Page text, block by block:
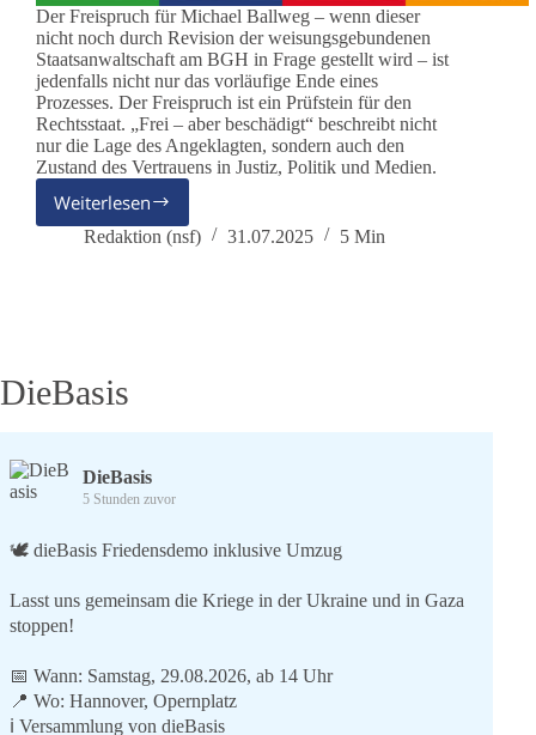
Der Freispruch für Michael Ballweg – wenn dieser
nicht noch durch Revision der weisungsgebundenen
Staatsanwaltschaft am BGH in Frage gestellt wird – ist
jedenfalls nicht nur das vorläufige Ende eines
Prozesses. Der Freispruch ist ein Prüfstein für den
Rechtsstaat. „Frei – aber beschädigt“ beschreibt nicht
nur die Lage des Angeklagten, sondern auch den
Zustand des Vertrauens in Justiz, Politik und Medien.
WeiterlesenFreispruch
für
Lehren
für
und
Medien
Redaktion (nsf) 31.07.2025 5 Min
DieBasis
DieBasis
5 Stunden zuvor
🕊 dieBasis Friedensdemo inklusive Umzug
Lasst uns gemeinsam die Kriege in der Ukraine und in Gaza
stoppen!
📅 Wann: Samstag, 29.08.2026, ab 14 Uhr
📍 Wo: Hannover, Opernplatz
ℹ️ Versammlung von dieBasis